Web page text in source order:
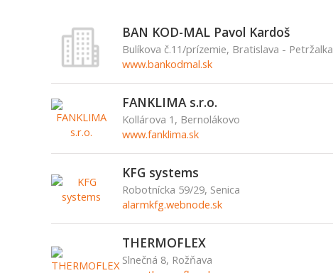
BAN KOD-MAL Pavol Kardoš
Bulíkova č.11/prízemie, Bratislava - Petržalka
www.bankodmal.sk
FANKLIMA s.r.o.
Kollárova 1, Bernolákovo
www.fanklima.sk
KFG systems
Robotnícka 59/29, Senica
alarmkfg.webnode.sk
THERMOFLEX
Slnečná 8, Rožňava